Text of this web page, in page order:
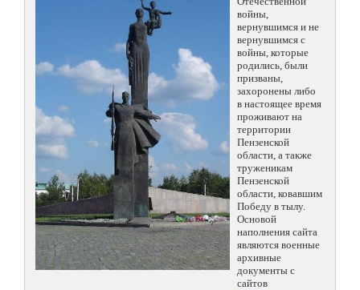
войны,
вернувшимся и не
вернувшимся с
войны, которые
родились, были
призваны,
захоронены либо
в настоящее время
проживают на
территории
Пензенской
области, а также
труженикам
Пензенской
области, ковавшим
Победу в тылу.
Основой
наполнения сайта
являются военные
архивные
документы с
сайтов